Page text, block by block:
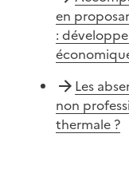
en
:
Les
non
thermale ?